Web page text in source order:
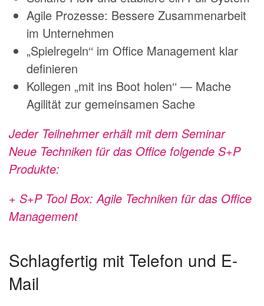
Agile Prozesse: Bessere Zusammenarbeit
im Unternehmen
„Spielregeln‘‘ im Office Management klar
definieren
Kollegen „mit ins Boot holen‘‘ — Mache
Agilität zur gemeinsamen Sache
Jeder Teilnehmer erhält mit dem Seminar
Neue Techniken für das Office folgende S+P
Produkte:
+ S+P Tool Box: Agile Techniken für das Office
Management
Schlagfertig mit Telefon und E-
Mail